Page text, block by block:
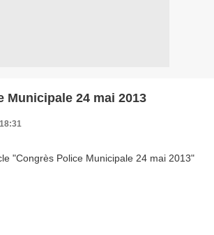
Municipale 24 mai 2013